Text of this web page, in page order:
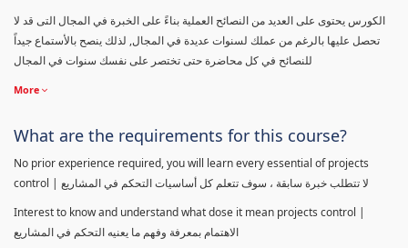
الكورس يحتوى على العديد من النصائح العملية بناءً على الخبرة في المجال التى قد لا
تحصل عليها بالرغم من عملك لسنوات عديدة في المجال, لذلك ينصح بالأستماع جيداً
للنصائح في كل محاضرة حتى تختصر على نفسك سنوات في المجال
More
What are the requirements for this course?
No prior experience required, you will learn every essential of projects
control | لا تتطلب خبرة سابقة ، سوف تتعلم كل أساسيات التحكم في المشاريع
Interest to know and understand what dose it mean projects control |
الاهتمام بمعرفة وفهم ما يعنيه التحكم في المشاريع